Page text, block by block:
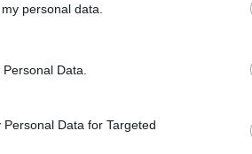
personal data.
Data.
Data for Targeted
w Google